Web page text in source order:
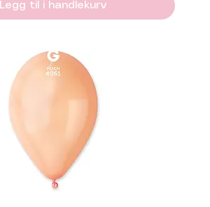
Legg til i handlekurv